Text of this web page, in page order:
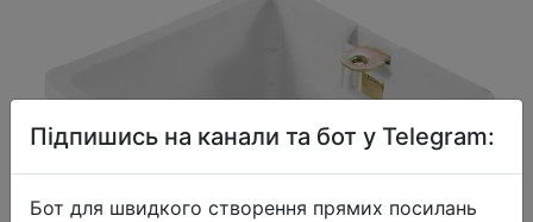
Підпишись на канали та бот у Telegram:
Бот для швидкого створення прямих посилань